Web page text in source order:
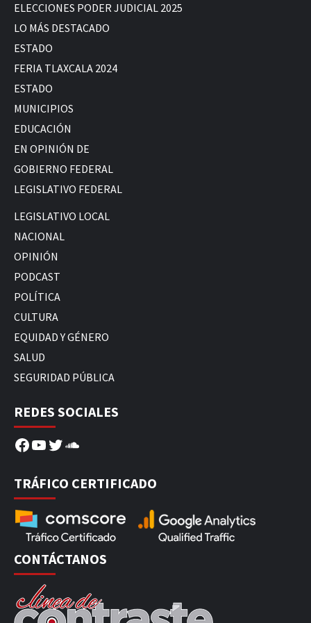
ELECCIONES PODER JUDICIAL 2025
LO MÁS DESTACADO
ESTADO
FERIA TLAXCALA 2024
ESTADO
MUNICIPIOS
EDUCACIÓN
EN OPINIÓN DE
GOBIERNO FEDERAL
LEGISLATIVO FEDERAL
LEGISLATIVO LOCAL
NACIONAL
OPINIÓN
PODCAST
POLÍTICA
CULTURA
EQUIDAD Y GÉNERO
SALUD
SEGURIDAD PÚBLICA
REDES SOCIALES
Facebook
YouTube
Twitter
SoundCloud
TRÁFICO CERTIFICADO
CONTÁCTANOS